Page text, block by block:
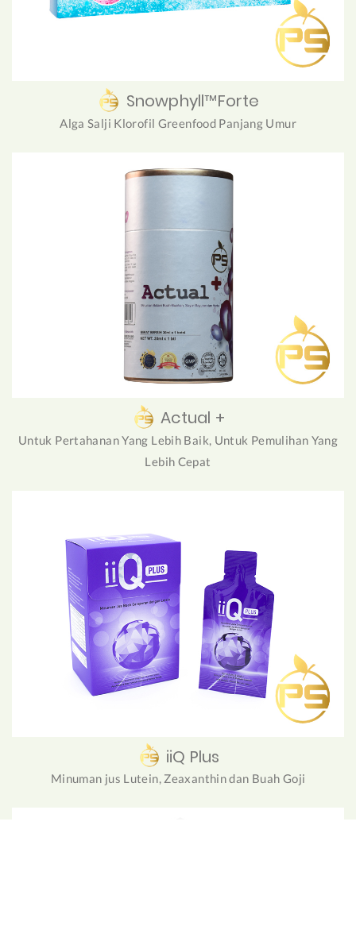
Snowphyll™Forte
Alga Salji Klorofil Greenfood Panjang Umur
Actual +
Untuk Pertahanan Yang Lebih Baik, Untuk Pemulihan Yang
Lebih Cepat
iiQ Plus
Minuman jus Lutein, Zeaxanthin dan Buah Goji